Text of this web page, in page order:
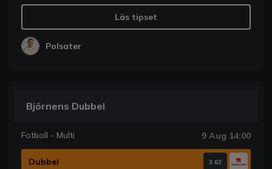
Läs tipset
Polsater
Björnens Dubbel
Fotboll - Multi 9 Aug 14:00
Dubbel 3.62